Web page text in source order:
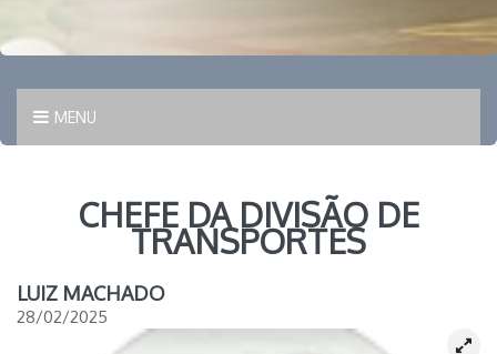
MENU
CHEFE DA DIVISÃO DE
TRANSPORTES
LUIZ MACHADO
28/02/2025